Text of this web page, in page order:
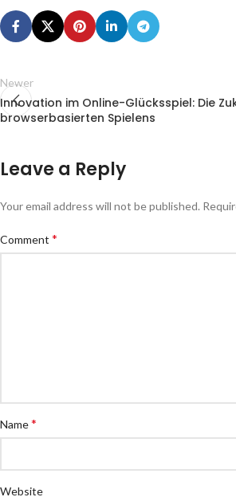
Newer
Innovation im Online-Glücksspiel: Die
browserbasierten Spielens
Leave a Reply
Your email address will not be published.
Comment *
Name*
Website